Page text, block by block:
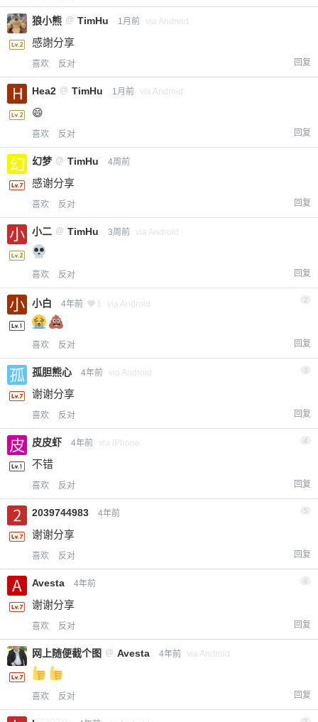
狼小熊 @ TimHu 1月前 via Android
感謝分享
喜欢 反对 回复
Hea2 @ TimHu 1月前 via Android
😄
喜欢 反对 回复
幻梦 @ TimHu 4周前
感谢分享
喜欢 反对 回复
小二 @ TimHu 3周前 via Android
喜欢 反对 回复
小白 4年前 1 via Android 2
喜欢 反对 回复
孤胆熊心 4年前 via Android 3
谢谢分享
喜欢 反对 回复
皮皮虾 4年前 via iPhone 4
不错
喜欢 反对 回复
2039744983 4年前 5
谢谢分享
喜欢 反对 回复
Avesta 4年前 6
谢谢分享
喜欢 反对 回复
网上随便截个图 @ Avesta 4年前 via Android
喜欢 反对 回复